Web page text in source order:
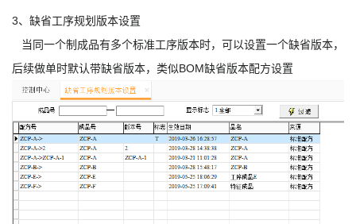
3、缺省工序规划版本设置
当同一个制成品有多个标准工序版本时，可以设置一个缺省版本，
后续做单时默认带缺省版本，类似BOM缺省版本配方设置